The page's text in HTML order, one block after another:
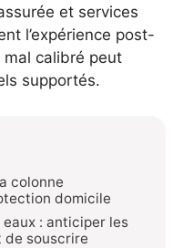
et services
l’expérience post-
calibré peut
supportés.
colonne
domicile
: anticiper les
de souscrire